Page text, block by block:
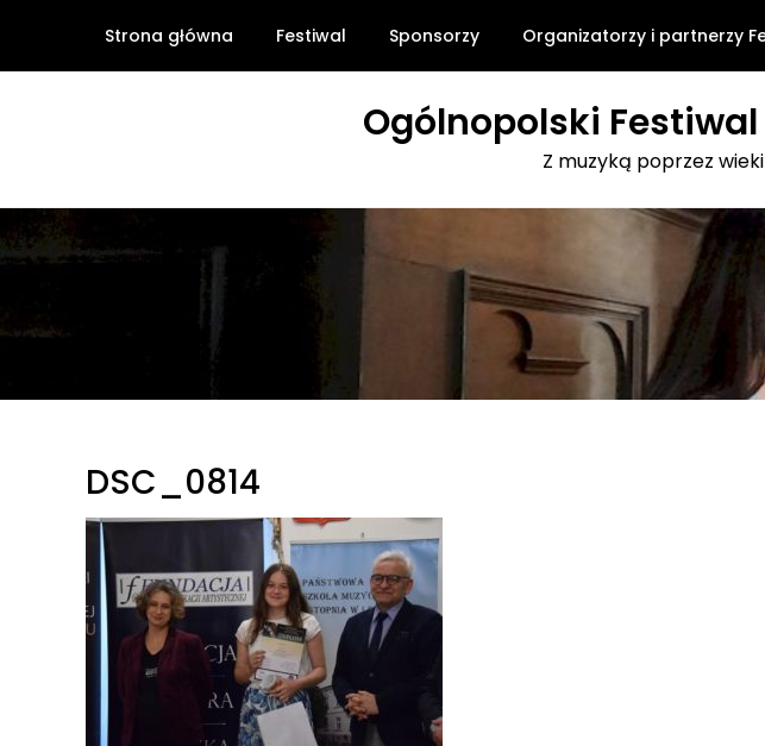
content
Strona główna Festiwal Sponsorzy Organizatorzy i partnerzy
Ogólnopolski
Z muzyką poprzez
DSC_0814